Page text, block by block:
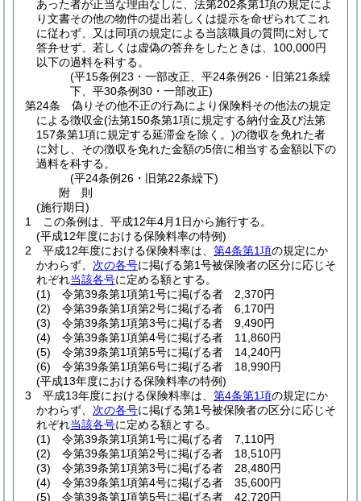
あった者が正当な理由なしに、法第202条第1項の規定によ
り文書その他の物件の提出若しくは提示を命ぜられてこれ
に従わず、又は同項の規定による当該職員の質問に対して
答弁せず、若しくは虚偽の答弁をしたときは、100,000円
以下の過料を科する。
(平15条例23・一部改正、平24条例26・旧第21条繰
下、平30条例30・一部改正)
第24条
偽りその他不正の行為により保険料その他法の規定
による徴収金(法第150条第1項に規定する納付金及び法第
157条第1項に規定する延滞金を除く。)の徴収を免れた者
に対し、その徴収を免れた金額の5倍に相当する金額以下の
過料を科する。
(平24条例26・旧第22条繰下)
附 則
(施行期日)
1
この条例は、平成12年4月1日から施行する。
(平成12年度における保険料率の特例)
2
平成12年度における保険料率は、 第4条第1項の規定にか
かわらず、 次の各号に掲げる第1号被保険者の区分に応じそ
れぞれ当該各号に定める額とする。
(1)
令第39条第1項第1号に掲げる者 2,370円
(2)
令第39条第1項第2号に掲げる者 6,170円
(3)
令第39条第1項第3号に掲げる者 9,490円
(4)
令第39条第1項第4号に掲げる者 11,860円
(5)
令第39条第1項第5号に掲げる者 14,240円
(6)
令第39条第1項第6号に掲げる者 18,990円
(平成13年度における保険料率の特例)
3
平成13年度における保険料率は、 第4条第1項の規定にか
かわらず、 次の各号に掲げる第1号被保険者の区分に応じそ
れぞれ当該各号に定める額とする。
(1)
令第39条第1項第1号に掲げる者 7,110円
(2)
令第39条第1項第2号に掲げる者 18,510円
(3)
令第39条第1項第3号に掲げる者 28,480円
(4)
令第39条第1項第4号に掲げる者 35,600円
(5)
令第39条第1項第5号に掲げる者 42,720円